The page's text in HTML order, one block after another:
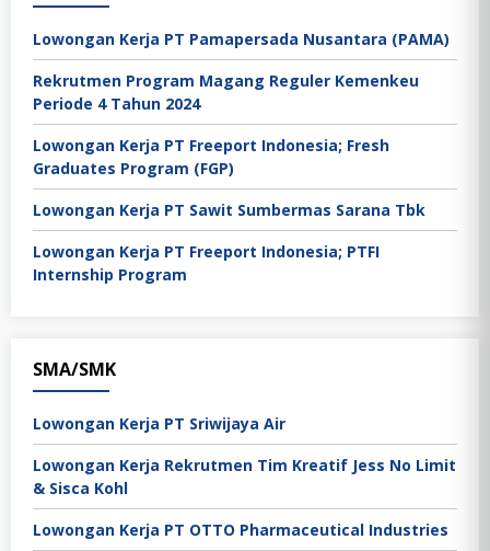
Lowongan Kerja PT Pamapersada Nusantara (PAMA)
Rekrutmen Program Magang Reguler Kemenkeu
Periode 4 Tahun 2024
Lowongan Kerja PT Freeport Indonesia; Fresh
Graduates Program (FGP)
Lowongan Kerja PT Sawit Sumbermas Sarana Tbk
Lowongan Kerja PT Freeport Indonesia; PTFI
Internship Program
SMA/SMK
Lowongan Kerja PT Sriwijaya Air
Lowongan Kerja Rekrutmen Tim Kreatif Jess No Limit
& Sisca Kohl
Lowongan Kerja PT OTTO Pharmaceutical Industries